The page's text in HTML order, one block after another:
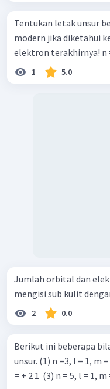
Tentukan letak unsur
modern jika diketahui
1 5.0
Jumlah orbital dan
mengisi sub kulit
2 0.0
Berikut ini beberapa
unsur. (1) n =3, l = 1, m = + 1, s = + 2 1 ​ (2) n = 5, l = 0, m = 0, s